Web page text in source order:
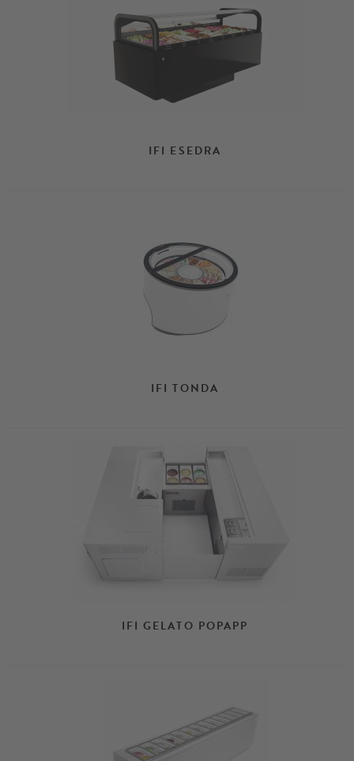
IFI ESEDRA
IFI TONDA
IFI GELATO POPAPP